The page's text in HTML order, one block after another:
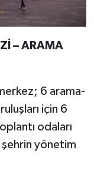
– ARAMA
6 arama-
için 6
odaları
yönetim